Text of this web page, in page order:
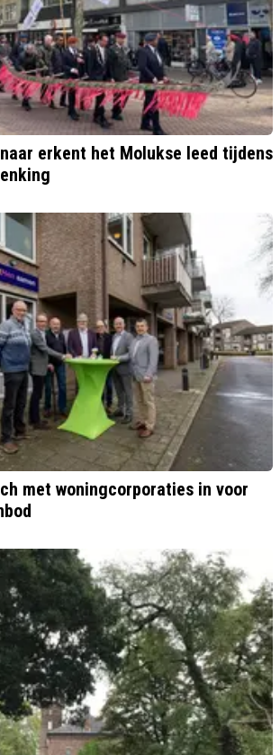
erkent het Molukse leed tijdens
met woningcorporaties in voor